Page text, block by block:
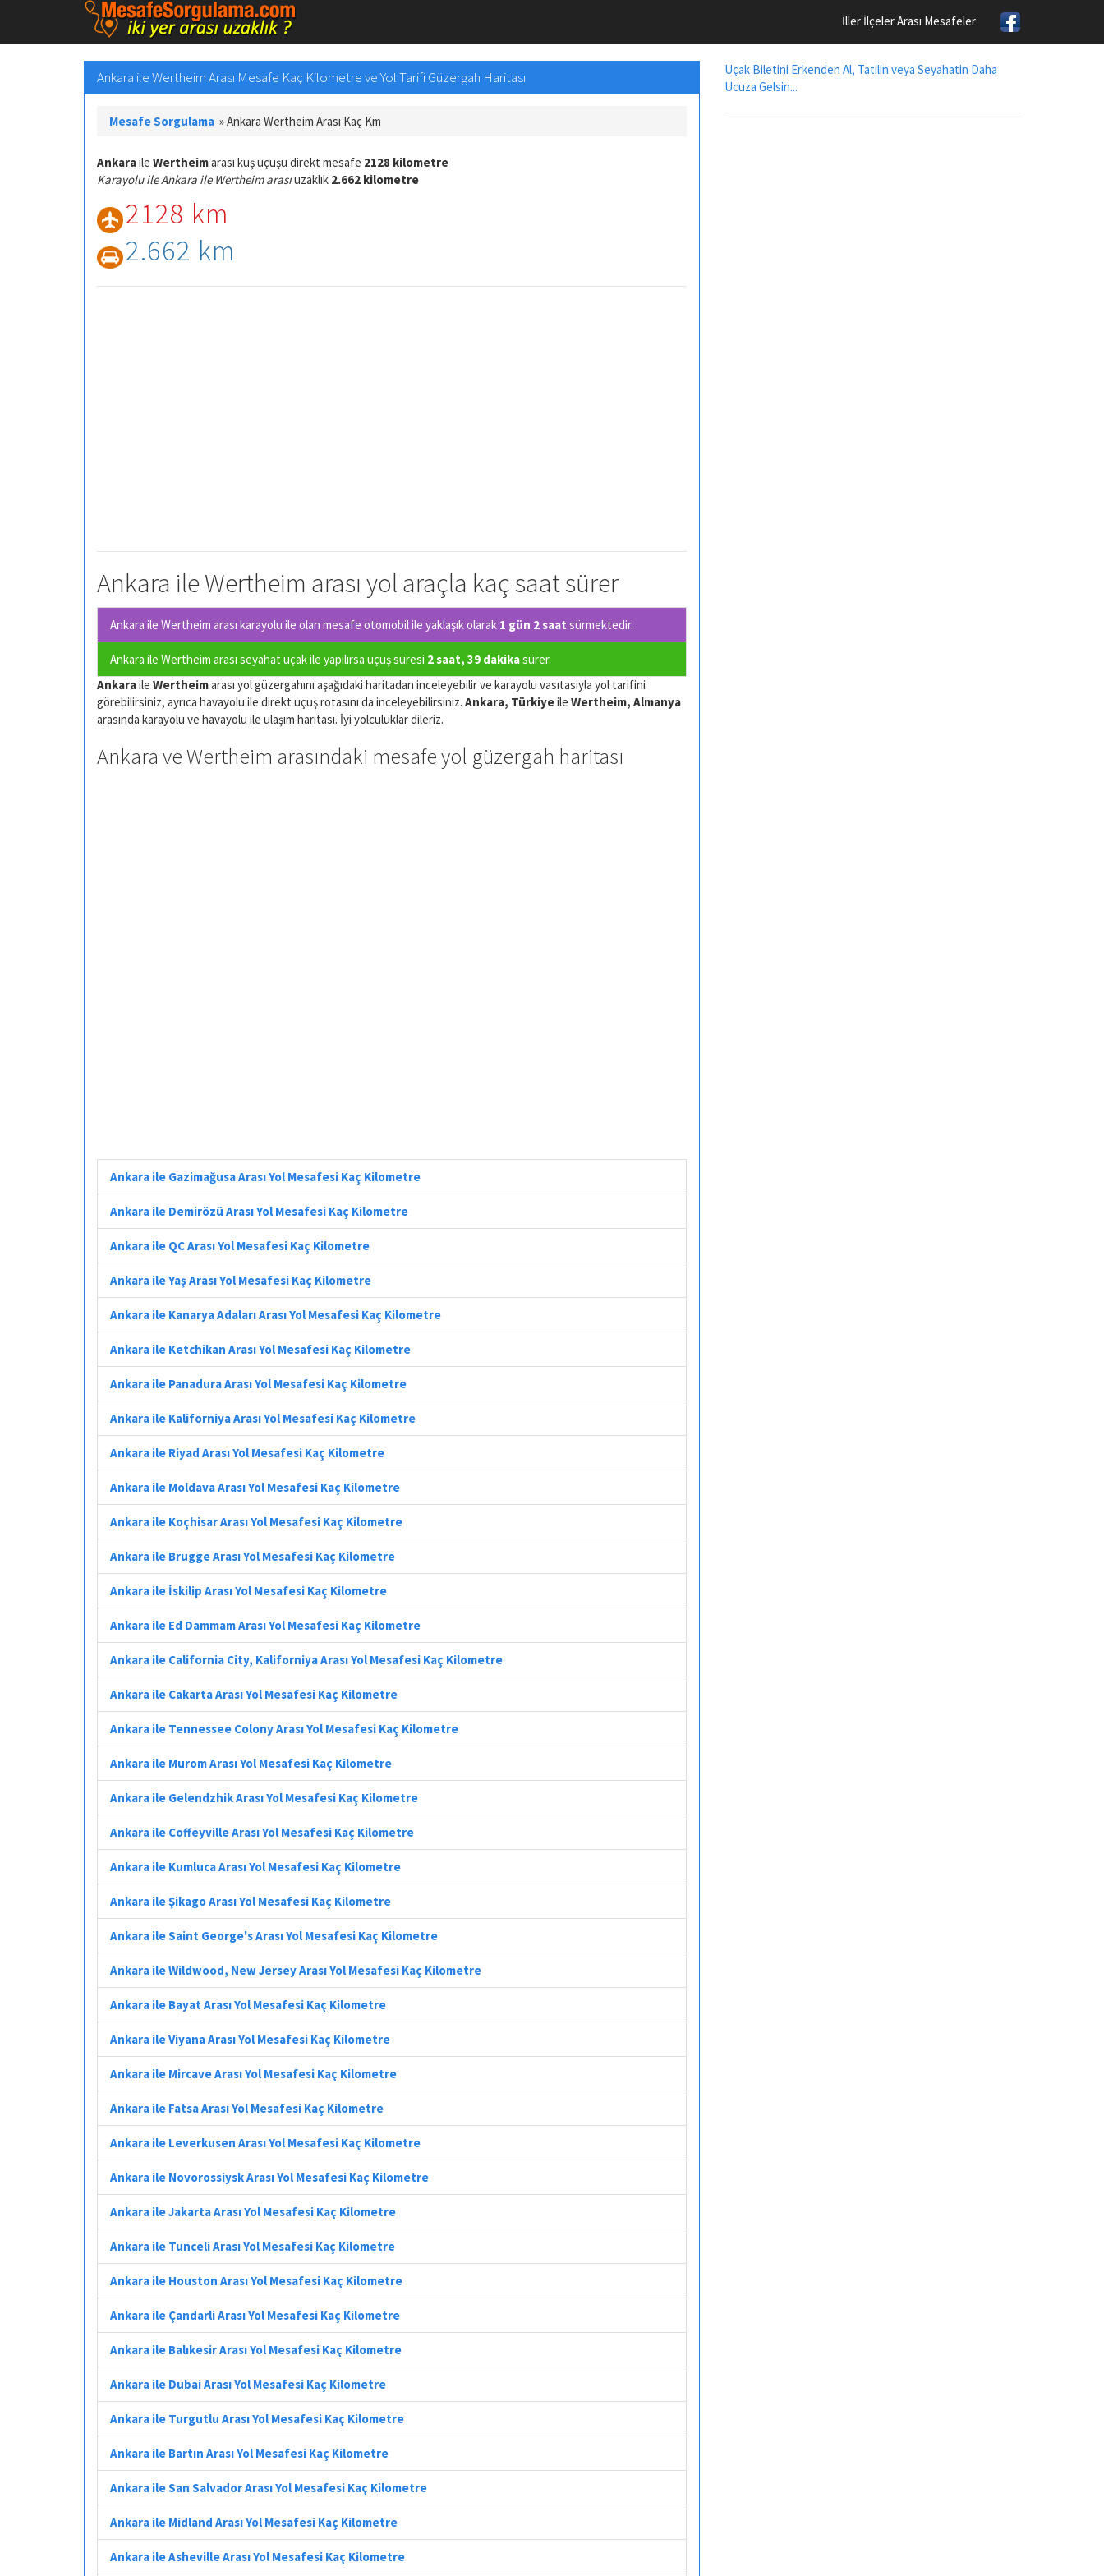
İller İlçeler Arası Mesafeler
Ankara ile Wertheim Arası Mesafe Kaç Kilometre ve Yol Tarifi Güzergah Haritası
Mesafe Sorgulama »Ankara Wertheim Arası Kaç Km
Ankaraile Wertheimarası kuş uçuşu direkt mesafe 2128 kilometre
Karayolu ile Ankara ile Wertheim arasıuzaklık 2.662 kilometre
2128 km
2.662 km
Ankara ile Wertheim arası yol araçla kaç saat sürer
Ankara ile Wertheim arası karayolu ile olan mesafe otomobil ile yaklaşık olarak 1 gün 2 saat sürmektedir.
Ankara ile Wertheim arası seyahat uçak ile yapılırsa uçuş süresi 2 saat, 39 dakikasürer.
Ankaraile Wertheimarası yol güzergahını aşağıdaki haritadan inceleyebilir ve karayolu vasıtasıyla yol tarifini
görebilirsiniz, ayrıca havayolu ile direkt uçuş rotasını da inceleyebilirsiniz. Ankara, Türkiyeile Wertheim, Almanya
arasında karayolu ve havayolu ile ulaşım harıtası. İyi yolculuklar dileriz.
Ankara ve Wertheim arasındaki mesafe yol güzergah haritası
Ankara ile Gazimağusa Arası Yol Mesafesi Kaç Kilometre
Ankara ile Demirözü Arası Yol Mesafesi Kaç Kilometre
Ankara ile QC Arası Yol Mesafesi Kaç Kilometre
Ankara ile Yaş Arası Yol Mesafesi Kaç Kilometre
Ankara ile Kanarya Adaları Arası Yol Mesafesi Kaç Kilometre
Ankara ile Ketchikan Arası Yol Mesafesi Kaç Kilometre
Ankara ile Panadura Arası Yol Mesafesi Kaç Kilometre
Ankara ile Kaliforniya Arası Yol Mesafesi Kaç Kilometre
Ankara ile Riyad Arası Yol Mesafesi Kaç Kilometre
Ankara ile Moldava Arası Yol Mesafesi Kaç Kilometre
Ankara ile Koçhisar Arası Yol Mesafesi Kaç Kilometre
Ankara ile Brugge Arası Yol Mesafesi Kaç Kilometre
Ankara ile İskilip Arası Yol Mesafesi Kaç Kilometre
Ankara ile Ed Dammam Arası Yol Mesafesi Kaç Kilometre
Ankara ile California City, Kaliforniya Arası Yol Mesafesi Kaç Kilometre
Ankara ile Cakarta Arası Yol Mesafesi Kaç Kilometre
Ankara ile Tennessee Colony Arası Yol Mesafesi Kaç Kilometre
Ankara ile Murom Arası Yol Mesafesi Kaç Kilometre
Ankara ile Gelendzhik Arası Yol Mesafesi Kaç Kilometre
Ankara ile Coffeyville Arası Yol Mesafesi Kaç Kilometre
Ankara ile Kumluca Arası Yol Mesafesi Kaç Kilometre
Ankara ile Şikago Arası Yol Mesafesi Kaç Kilometre
Ankara ile Saint George's Arası Yol Mesafesi Kaç Kilometre
Ankara ile Wildwood, New Jersey Arası Yol Mesafesi Kaç Kilometre
Ankara ile Bayat Arası Yol Mesafesi Kaç Kilometre
Ankara ile Viyana Arası Yol Mesafesi Kaç Kilometre
Ankara ile Mircave Arası Yol Mesafesi Kaç Kilometre
Ankara ile Fatsa Arası Yol Mesafesi Kaç Kilometre
Ankara ile Leverkusen Arası Yol Mesafesi Kaç Kilometre
Ankara ile Novorossiysk Arası Yol Mesafesi Kaç Kilometre
Ankara ile Jakarta Arası Yol Mesafesi Kaç Kilometre
Ankara ile Tunceli Arası Yol Mesafesi Kaç Kilometre
Ankara ile Houston Arası Yol Mesafesi Kaç Kilometre
Ankara ile Çandarli Arası Yol Mesafesi Kaç Kilometre
Ankara ile Balıkesir Arası Yol Mesafesi Kaç Kilometre
Ankara ile Dubai Arası Yol Mesafesi Kaç Kilometre
Ankara ile Turgutlu Arası Yol Mesafesi Kaç Kilometre
Ankara ile Bartın Arası Yol Mesafesi Kaç Kilometre
Ankara ile San Salvador Arası Yol Mesafesi Kaç Kilometre
Ankara ile Midland Arası Yol Mesafesi Kaç Kilometre
Ankara ile Asheville Arası Yol Mesafesi Kaç Kilometre
Uçak Biletini Erkenden Al, Tatilin veya Seyahatin Daha
Ucuza Gelsin...